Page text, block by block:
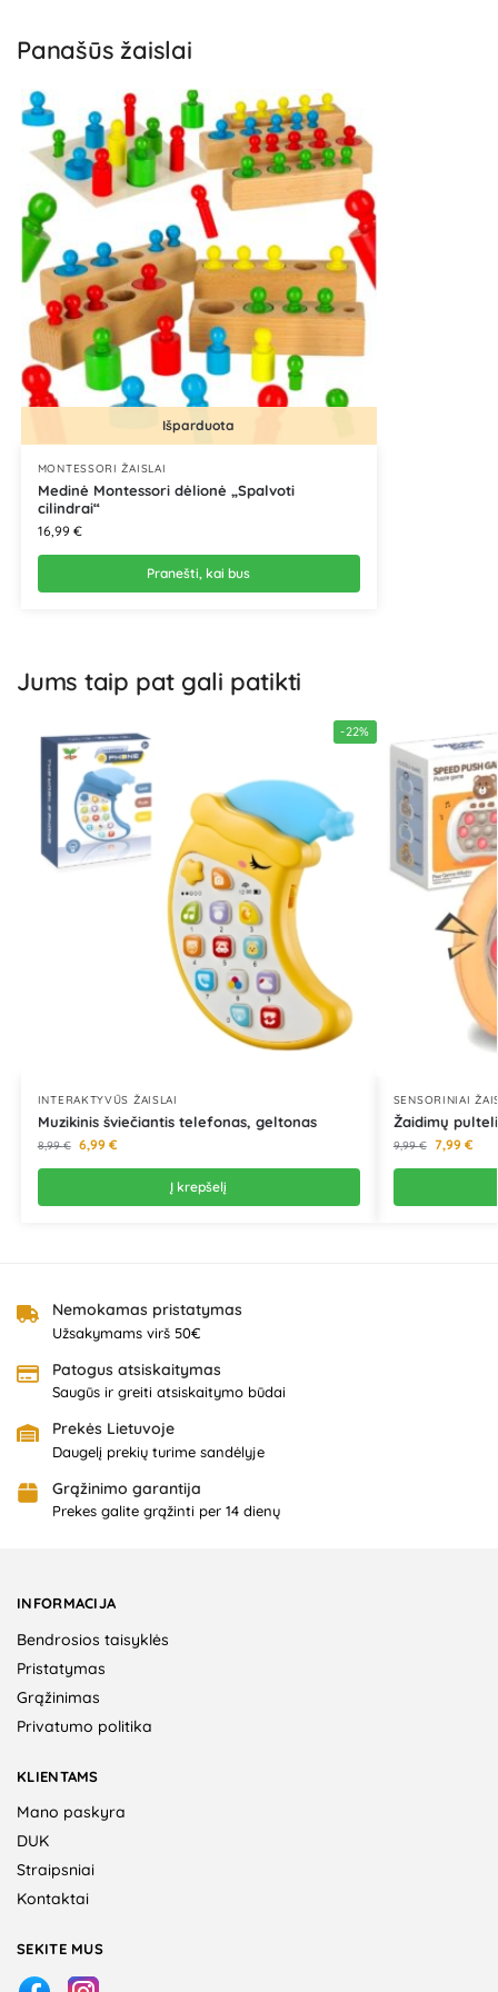
Panašūs žaislai
Išparduota
MONTESSORI ŽAISLAI
Medinė Montessori dėlionė „Spalvoti
cilindrai“
16,99 €
Pranešti, kai bus
Jums taip pat gali patikti
-22%
INTERAKTYVŪS ŽAISLAI
Muzikinis šviečiantis telefonas, geltonas
8,99€ 6,99 €
Į krepšelį
SENSORINIAI
Žaidimų
9,99€ 7,99 €
Nemokamas pristatymas
Užsakymams virš 50€
Patogus atsiskaitymas
Saugūs ir greiti atsiskaitymo būdai
Prekės Lietuvoje
Daugelį prekių turime sandėlyje
Grąžinimo garantija
Prekes galite grąžinti per 14 dienų
INFORMACIJA
Bendrosios taisyklės
Pristatymas
Grąžinimas
Privatumo politika
KLIENTAMS
Mano paskyra
DUK
Straipsniai
Kontaktai
SEKITE MUS